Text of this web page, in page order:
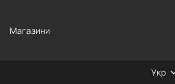
Магазини
Укр